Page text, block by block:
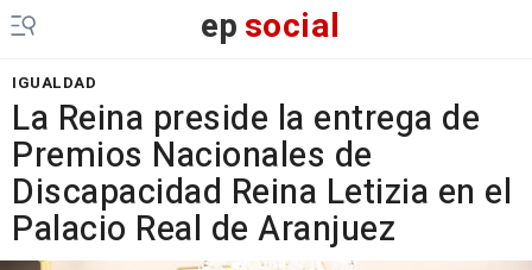
epsocial
IGUALDAD
La Reina preside la entrega de
Premios Nacionales de
Discapacidad Reina Letizia en el
Palacio Real de Aranjuez